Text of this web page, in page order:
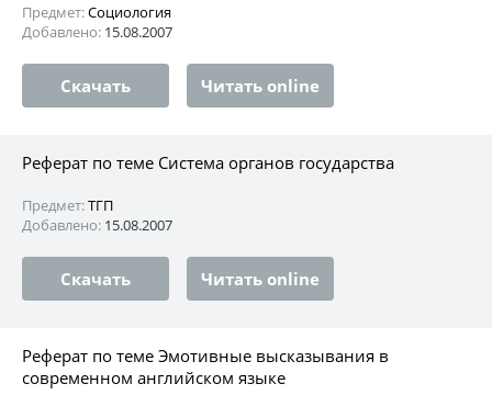
Предмет:Социология
Добавлено: 15.08.2007
Скачать Читать online
Реферат по теме Система органов государства
Предмет:ТГП
Добавлено: 15.08.2007
Скачать Читать online
Реферат по теме Эмотивные высказывания в
современном английском языке